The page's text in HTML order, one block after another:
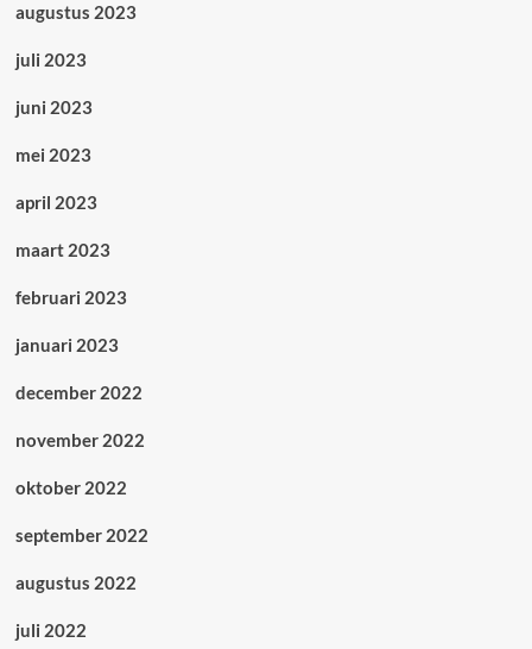
augustus 2023
juli 2023
juni 2023
mei 2023
april 2023
maart 2023
februari 2023
januari 2023
december 2022
november 2022
oktober 2022
september 2022
augustus 2022
juli 2022